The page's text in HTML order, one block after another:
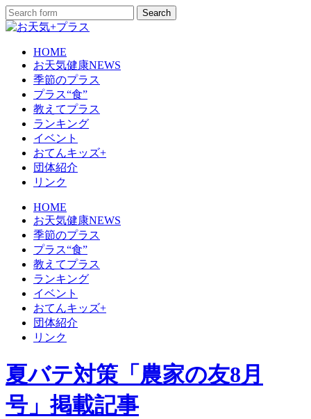
HOME
お天気健康NEWS
季節のプラス
プラス“食”
教えてプラス
ランキング
イベント
おてんキッズ+
団体紹介
リンク
HOME
お天気健康NEWS
季節のプラス
プラス“食”
教えてプラス
ランキング
イベント
おてんキッズ+
団体紹介
リンク
夏バテ対策「農家の友8月
号」掲載記事